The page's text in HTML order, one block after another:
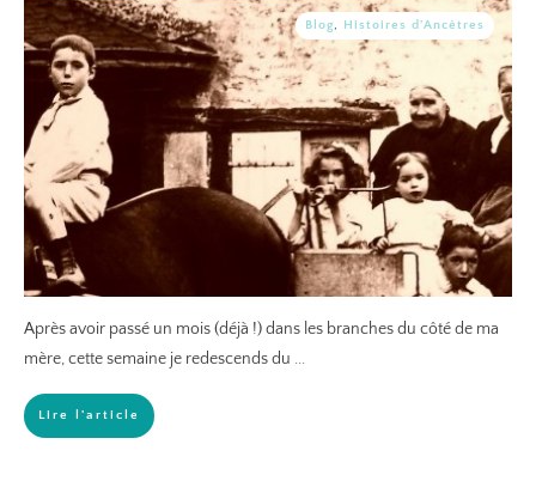
Blog, Histoires d'Ancêtres
Après avoir passé un mois (déjà !) dans les branches du côté de ma
mère, cette semaine je redescends du ...
Lire l'article